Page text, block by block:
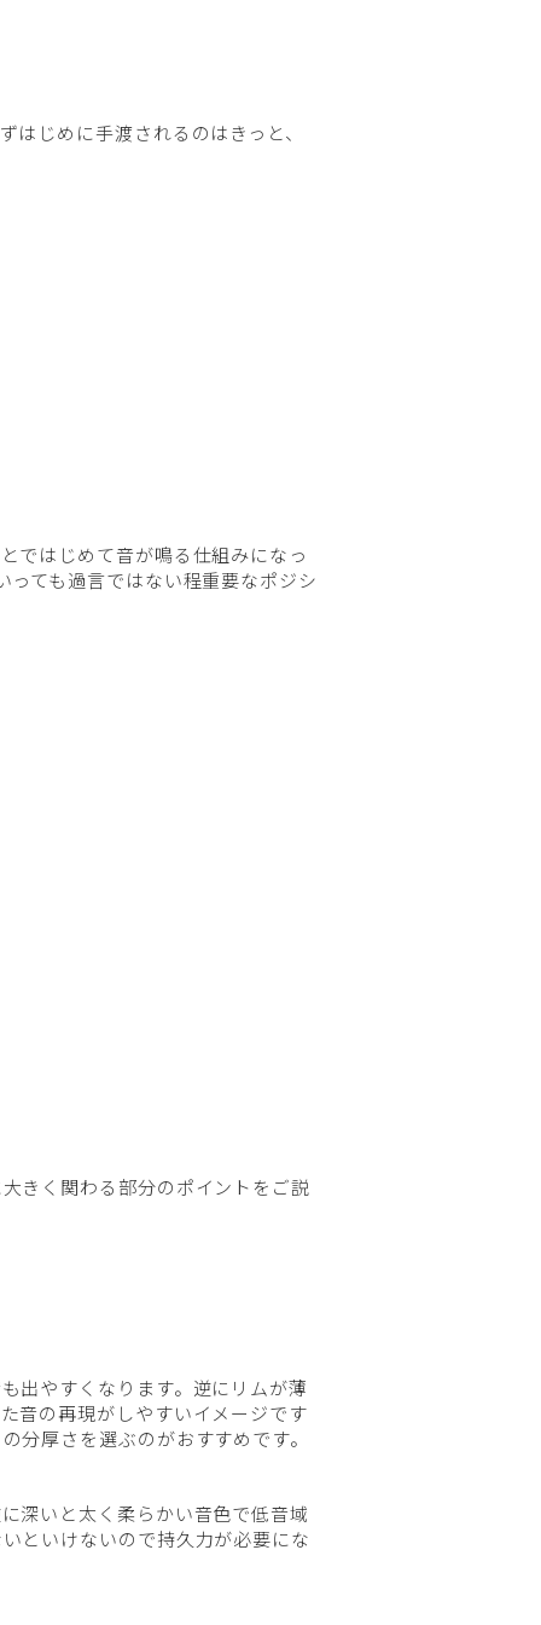
じめに手渡されるのはきっと、
ではじめて音が鳴る仕組みになっ
っても過言ではない程重要なポジシ
きく関わる部分のポイントをご説
出やすくなります。逆にリムが薄
音の再現がしやすいイメージです
分厚さを選ぶのがおすすめです。
深いと太く柔らかい音色で低音域
といけないので持久力が必要にな